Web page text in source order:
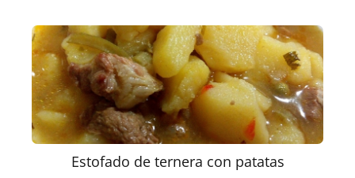
Estofado de ternera con patatas